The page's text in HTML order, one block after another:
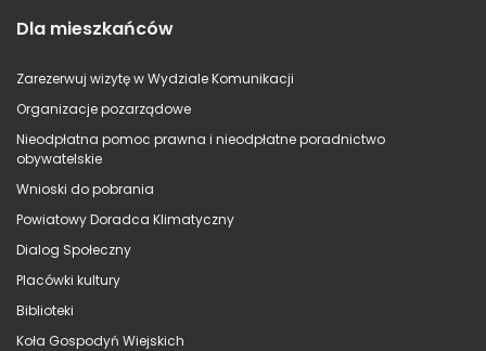
Dla mieszkańców
Zarezerwuj wizytę w Wydziale Komunikacji
Organizacje pozarządowe
Nieodpłatna pomoc prawna i nieodpłatne poradnictwo
obywatelskie
Wnioski do pobrania
Powiatowy Doradca Klimatyczny
Dialog Społeczny
Placówki kultury
Biblioteki
Koła Gospodyń Wiejskich